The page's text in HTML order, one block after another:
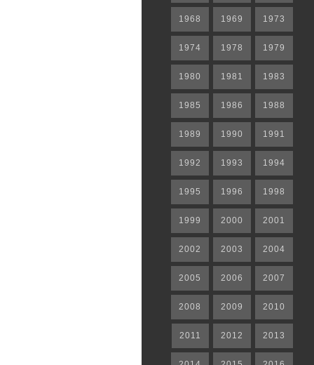
1968 1969 1973
1974 1978 1979
1980 1981 1983
1985 1986 1988
1989 1990 1991
1992 1993 1994
1995 1996 1998
1999 2000 2001
2002 2003 2004
2005 2006 2007
2008 2009 2010
2011 2012 2013